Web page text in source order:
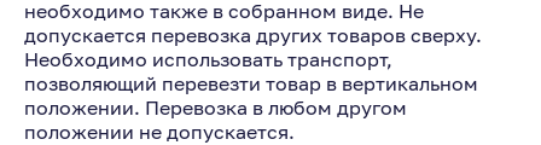
необходимо также в собранном виде. Не
допускается перевозка других товаров сверху.
Необходимо использовать транспорт,
позволяющий перевезти товар в вертикальном
положении. Перевозка в любом другом
положении не допускается.